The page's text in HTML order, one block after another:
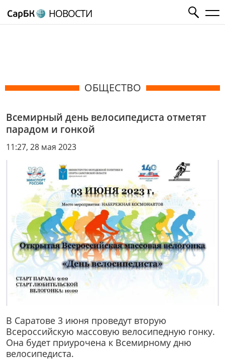
НОВОСТИ
ОБЩЕСТВО
Всемирный день велосипедиста отметят
парадом и гонкой
11:27, 28 мая 2023
В Саратове 3 июня проведут вторую
Всероссийскую массовую велосипедную гонку.
Она будет приурочена к Всемирному дню
велосипедиста.